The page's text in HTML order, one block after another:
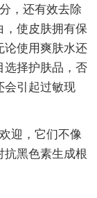
，还有效去除
，使皮肤拥有保
论使用爽肤水还
选择护肤品，否
会引起过敏现
迎，它们不像
抗黑色素生成根